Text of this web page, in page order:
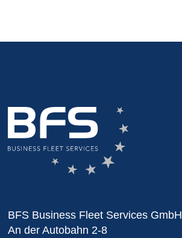
BFS Business Fleet Services GmbH
An der Autobahn 2-8